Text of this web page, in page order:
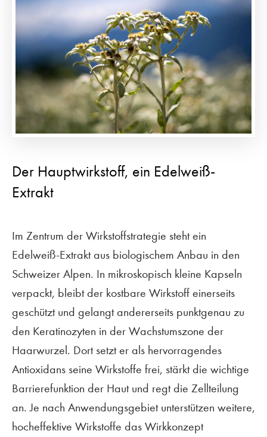
Der Hauptwirkstoff, ein Edelweiß-
Extrakt
Im Zentrum der Wirkstoffstrategie steht ein
Edelweiß-Extrakt aus biologischem Anbau in den
Schweizer Alpen. In mikroskopisch kleine Kapseln
verpackt, bleibt der kostbare Wirkstoff einerseits
geschützt und gelangt andererseits punktgenau zu
den Keratinozyten in der Wachstumszone der
Haarwurzel. Dort setzt er als hervorragendes
Antioxidans seine Wirkstoffe frei, stärkt die wichtige
Barrierefunktion der Haut und regt die Zellteilung
an. Je nach Anwendungsgebiet unterstützen weitere,
hocheffektive Wirkstoffe das Wirkkonzept